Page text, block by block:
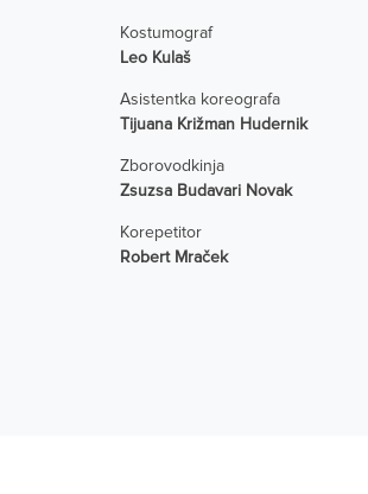
Kostumograf
Leo Kulaš
Asistentka koreografa
Tijuana Križman Hudernik
Zborovodkinja
Zsuzsa Budavari Novak
Korepetitor
Robert Mraček